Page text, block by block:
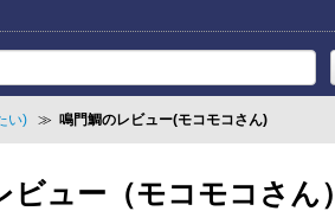
い) ≫ 鳴門鯛のレビュー(モコモコさん)
ビュー（モコモコさん）